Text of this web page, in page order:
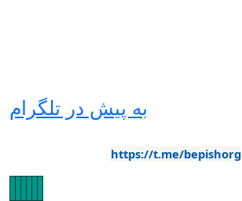
به پیش در تلگرام
https://t.me/bepishorg